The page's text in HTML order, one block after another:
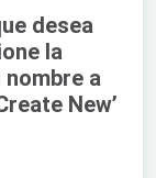
desea
la
nombre a
New’